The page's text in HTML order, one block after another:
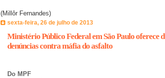
(Millôr Fernandes)
sexta-feira, 26 de julho de 2013
Ministério Público Federal em São Paulo oferece
denúncias contra máfia do asfalto
Do MPF